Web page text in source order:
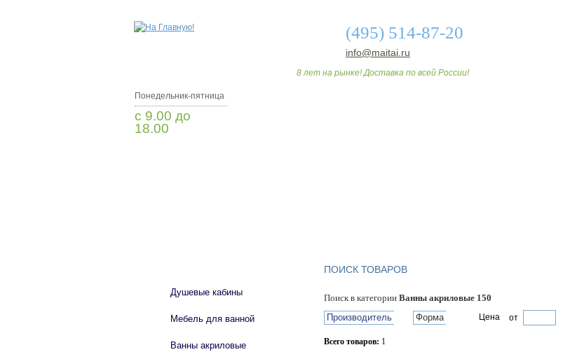
(495) 514-87-20
info@maitai.ru
8 лет на рынке! Доставка по всей России!
Понедельник-пятница
с 9.00 до
18.00
ПОИСК ТОВАРОВ
Поиск в категории Ванны акриловые 150
Производитель
Форма Цена от
Всего товаров: 1
Душевые кабины
Мебель для ванной
Ванны акриловые